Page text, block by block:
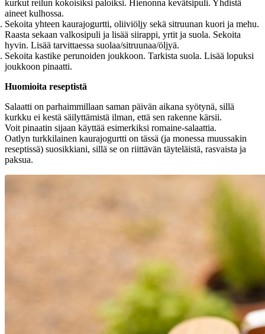
kurkut reilun kokoisiksi paloiksi. Hienonna kevätsipuli. Yhdistä
aineet kulhossa.
Sekoita yhteen kaurajogurtti, oliiviöljy sekä sitruunan kuori ja mehu.
Raasta sekaan valkosipuli ja lisää siirappi, yrtit ja suola. Sekoita
hyvin. Lisää tarvittaessa suolaa/sitruunaa/öljyä.
Sekoita kastike perunoiden joukkoon. Tarkista suola. Lisää lopuksi
joukkoon pinaatti.
Huomioita reseptistä
Salaatti on parhaimmillaan saman päivän aikana syötynä, sillä
kurkku ei kestä säilyttämistä ilman, että sen rakenne kärsii.
Voit pinaatin sijaan käyttää esimerkiksi romaine-salaattia.
Oatlyn turkkilainen kaurajogurtti on tässä (ja monessa muussakin
reseptissä) suosikkiani, sillä se on riittävän täyteläistä, rasvaista ja
paksua.